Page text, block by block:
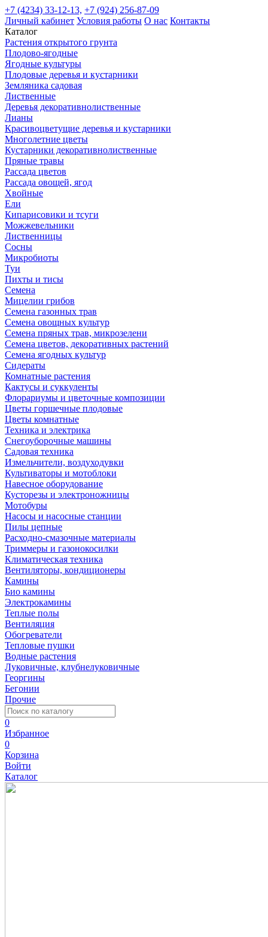
+7 (4234) 33-12-13, +7 (924) 256-87-09
Личный кабинет Условия работы О нас Контакты
Каталог
Растения открытого грунта
Плодово-ягодные
Ягодные культуры
Плодовые деревья и кустарники
Земляника садовая
Лиственные
Деревья декоративнолиственные
Лианы
Красивоцветущие деревья и кустарники
Многолетние цветы
Кустарники декоративнолиственные
Пряные травы
Рассада цветов
Рассада овощей, ягод
Хвойные
Ели
Кипарисовики и тсуги
Можжевельники
Лиственницы
Сосны
Микробиоты
Туи
Пихты и тисы
Семена
Мицелии грибов
Семена газонных трав
Семена овощных культур
Семена пряных трав, микрозелени
Семена цветов, декоративных растений
Семена ягодных культур
Сидераты
Комнатные растения
Кактусы и суккуленты
Флорариумы и цветочные композиции
Цветы горшечные плодовые
Цветы комнатные
Техника и электрика
Снегоуборочные машины
Садовая техника
Измельчители, воздуходувки
Культиваторы и мотоблоки
Навесное оборудование
Кусторезы и электроножницы
Мотобуры
Насосы и насосные станции
Пилы цепные
Расходно-смазочные материалы
Триммеры и газонокосилки
Климатическая техника
Вентиляторы, кондиционеры
Камины
Био камины
Электрокамины
Теплые полы
Вентиляция
Обогреватели
Тепловые пушки
Водные растения
Луковичные, клубнелуковичные
Георгины
Бегонии
Прочие
0
Избранное
0
Корзина
Войти
Каталог